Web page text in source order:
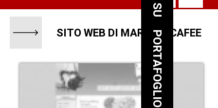
SITO WEB DI MARIAGE CAFEE
PORTAFOGLIO